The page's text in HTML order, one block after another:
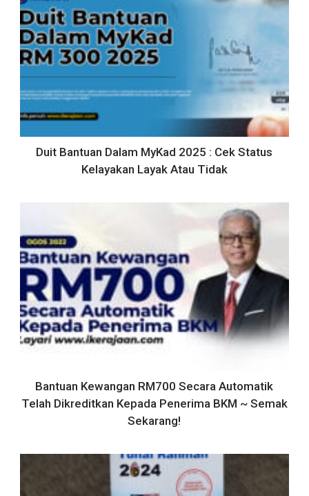
Duit Bantuan Dalam MyKad 2025 : Cek Status
Kelayakan Layak Atau Tidak
Bantuan Kewangan RM700 Secara Automatik
Telah Dikreditkan Kepada Penerima BKM ~ Semak
Sekarang!